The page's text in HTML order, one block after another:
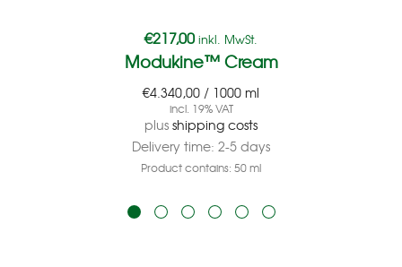
€217,00 inkl. MwSt.
Modukine™ Cream
€4.340,00 / 1000 ml
incl. 19% VAT
plusshipping costs
Delivery time: 2-5 days
Product contains: 50ml